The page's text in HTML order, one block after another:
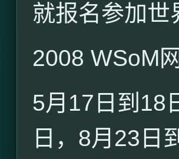
就报名参加世
2008 WSoM
5月 17 日到 18
日， 8月 23 日到